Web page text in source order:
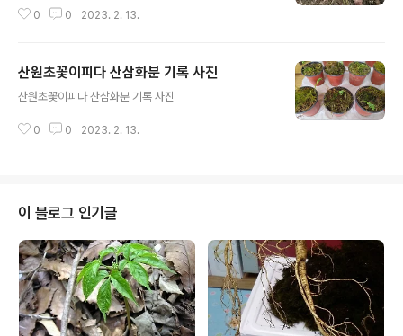
0 0 2023. 2. 13.
산원초꽃이피다 산삼화분 기록 사진
산원초꽃이피다 산삼화분 기록 사진
0 0 2023. 2. 13.
이 블로그 인기글